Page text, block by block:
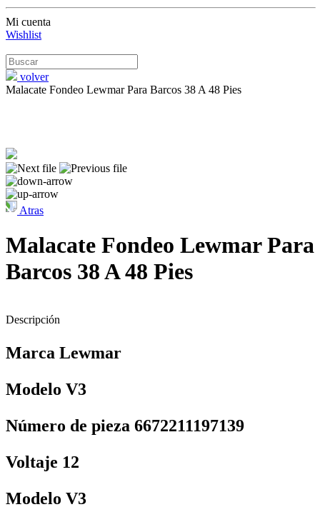
Mi cuenta
Wishlist
volver
Malacate Fondeo Lewmar Para Barcos 38 A 48 Pies
Atras
Malacate Fondeo Lewmar Para
Barcos 38 A 48 Pies
Descripción
Marca Lewmar
Modelo V3
Número de pieza 6672211197139
Voltaje 12
Modelo V3